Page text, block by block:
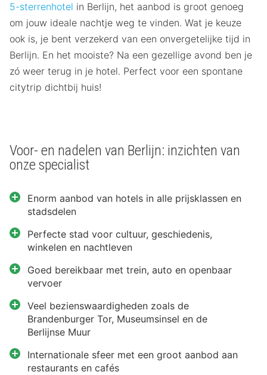
5-sterrenhotel in Berlijn, het aanbod is groot genoeg
om jouw ideale nachtje weg te vinden. Wat je keuze
ook is, je bent verzekerd van een onvergetelijke tijd in
Berlijn. En het mooiste? Na een gezellige avond ben je
zó weer terug in je hotel. Perfect voor een spontane
citytrip dichtbij huis!
Voor- en nadelen van Berlijn: inzichten van
onze specialist
Enorm aanbod van hotels in alle prijsklassen en
stadsdelen
Perfecte stad voor cultuur, geschiedenis,
winkelen en nachtleven
Goed bereikbaar met trein, auto en openbaar
vervoer
Veel bezienswaardigheden zoals de
Brandenburger Tor, Museumsinsel en de
Berlijnse Muur
Internationale sfeer met een groot aanbod aan
restaurants en cafés